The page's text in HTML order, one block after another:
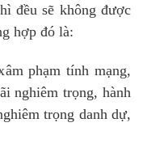
đều sẽ không được
hợp đó là:
phạm tính mạng,
nghiêm trọng, hành
trọng danh dự,